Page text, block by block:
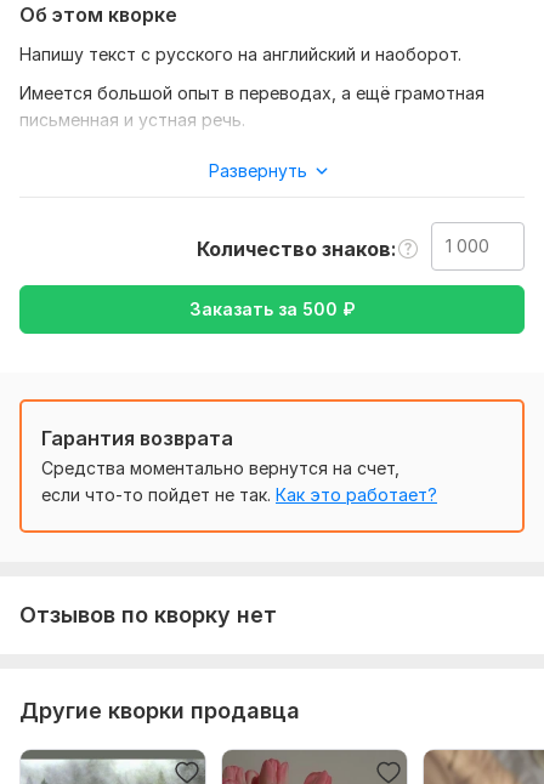
Об этом кворке
Напишу текст с русского на английский и наоборот.
Имеется большой опыт в переводах, а ещё грамотная
письменная и устная речь.
Чтобы выполнить ваш заказ, мне потребуется от вас
текст ( желательно в формате документа ), а так же
желаемый перевод ( с русского на английский или
Язык перевода:
с Русского на Английский
Развернуть
Количество знаков
Заказать за 500 ₽
Гарантия возврата
Средства моментально вернутся на счет,
если что-то пойдет не так. Как это работает?
Отзывов по кворку нет
Другие кворки продавца